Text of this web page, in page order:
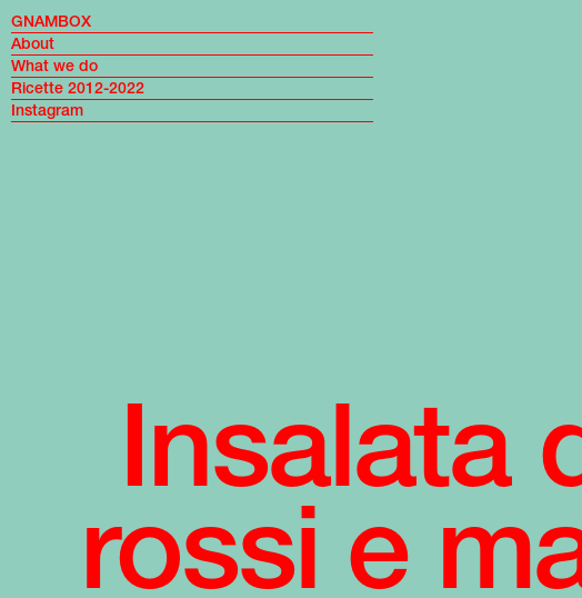
GNAMBOX
About
What we do
Ricette 2012-2022
Instagram
Insalata
rossi e